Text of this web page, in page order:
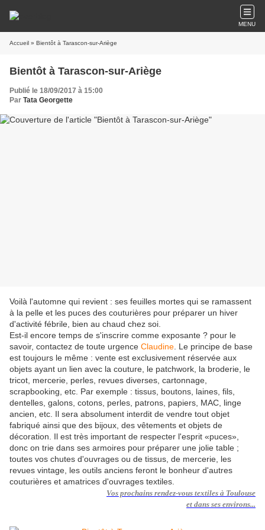
MENU
Accueil » Bientôt à Tarascon-sur-Ariège
Bientôt à Tarascon-sur-Ariège
Publié le 18/09/2017 à 15:00
Par Tata Georgette
Voilà l'automne qui revient : ses feuilles mortes qui se ramassent
à la pelle et les puces des couturières pour préparer un hiver
d'activité fébrile, bien au chaud chez soi.
Est-il encore temps de s'inscrire comme exposante ? pour le
savoir, contactez de toute urgence Claudine . Le principe de base
est toujours le même : vente est exclusivement réservée aux
objets ayant un lien avec la couture, le patchwork, la broderie, le
tricot, mercerie, perles, revues diverses, cartonnage,
scrapbooking, etc. Par exemple : tissus, boutons, laines, fils,
dentelles, galons, cotons, perles, patrons, papiers, MAC, linge
ancien, etc. Il sera absolument interdit de vendre tout objet
fabriqué ainsi que des bijoux, des vêtements et objets de
décoration. Il est très important de respecter l'esprit «puces»,
donc on trie dans ses armoires pour préparer une jolie table ;
toutes vos chutes d'ouvrages ou de tissus, de mercerie, les
revues vintage, les outils anciens feront le bonheur d'autres
couturières et amatrices d'ouvrages textiles.
Vos prochains rendez-vous textiles à Toulouse
et dans ses environs...